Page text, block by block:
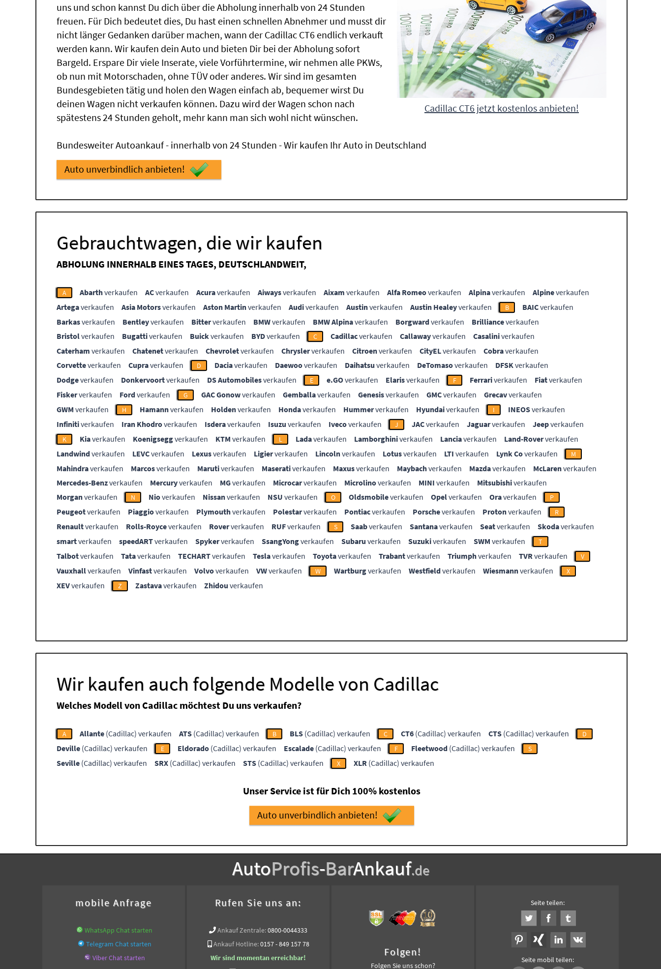
Cadillac CT6 jetzt kostenlos anbieten!
uns und schon kannst Du dich über die Abholung innerhalb von 24 Stunden
freuen. Für Dich bedeutet dies, Du hast einen schnellen Abnehmer und musst dir
nicht länger Gedanken darüber machen, wann der Cadillac CT6 endlich verkauft
werden kann. Wir kaufen dein Auto und bieten Dir bei der Abholung sofort
Bargeld. Erspare Dir viele Inserate, viele Vorführtermine, wir nehmen alle PKWs,
ob nun mit Motorschaden, ohne TÜV oder anderes. Wir sind im gesamten
Bundesgebieten tätig und holen den Wagen einfach ab, bequemer wirst Du
deinen Wagen nicht verkaufen können. Dazu wird der Wagen schon nach
spätestens 24 Stunden geholt, mehr kann man sich wohl nicht wünschen.
Bundesweiter Autoankauf - innerhalb von 24 Stunden - Wir kaufen Ihr Auto in Deutschland
Auto unverbindlich anbieten!
Gebrauchtwagen, die wir kaufen
ABHOLUNG INNERHALB EINES TAGES, DEUTSCHLANDWEIT,
A Abarthverkaufen ACverkaufen Acuraverkaufen Aiwaysverkaufen Aixam verkaufen Alfa Romeoverkaufen Alpinaverkaufen Alpineverkaufen
Artegaverkaufen Asia Motorsverkaufen Aston Martinverkaufen Audiverkaufen Austinverkaufen Austin Healeyverkaufen B BAICverkaufen
Barkasverkaufen Bentleyverkaufen Bitterverkaufen BMWverkaufen BMW Alpinaverkaufen Borgwardverkaufen Brillianceverkaufen
Bristolverkaufen Bugattiverkaufen Buickverkaufen BYDverkaufen C Cadillacverkaufen Callawayverkaufen Casaliniverkaufen
Caterham verkaufen Chatenetverkaufen Chevroletverkaufen Chryslerverkaufen Citroenverkaufen CityELverkaufen Cobraverkaufen
Corvetteverkaufen Cupraverkaufen D Daciaverkaufen Daewooverkaufen Daihatsu verkaufen DeTomasoverkaufen DFSKverkaufen
Dodgeverkaufen Donkervoortverkaufen DS Automobilesverkaufen E e.GOverkaufen Elarisverkaufen F Ferrariverkaufen Fiatverkaufen
Fiskerverkaufen Fordverkaufen G GAC Gonowverkaufen Gemballaverkaufen Genesisverkaufen GMCverkaufen Grecavverkaufen
GWM verkaufen H Hamannverkaufen Holdenverkaufen Hondaverkaufen Hummerverkaufen Hyundaiverkaufen I INEOSverkaufen
Infinitiverkaufen Iran Khodroverkaufen Isderaverkaufen Isuzu verkaufen Ivecoverkaufen J JACverkaufen Jaguarverkaufen Jeepverkaufen
K Kiaverkaufen Koenigseggverkaufen KTM verkaufen L Ladaverkaufen Lamborghiniverkaufen Lanciaverkaufen Land-Roververkaufen
Landwindverkaufen LEVCverkaufen Lexusverkaufen Ligierverkaufen Lincolnverkaufen Lotusverkaufen LTI verkaufen Lynk Coverkaufen M
Mahindraverkaufen Marcosverkaufen Marutiverkaufen Maserativerkaufen Maxusverkaufen Maybachverkaufen Mazdaverkaufen McLarenverkaufen
Mercedes-Benzverkaufen Mercuryverkaufen MGverkaufen Microcarverkaufen Microlinoverkaufen MINI verkaufen Mitsubishiverkaufen
Morganverkaufen N Nioverkaufen Nissanverkaufen NSU verkaufen O Oldsmobileverkaufen Opelverkaufen Oraverkaufen P
Peugeotverkaufen Piaggioverkaufen Plymouthverkaufen Polestarverkaufen Pontiacverkaufen Porscheverkaufen Protonverkaufen R
Renaultverkaufen Rolls-Royceverkaufen Roververkaufen RUFverkaufen S Saabverkaufen Santanaverkaufen Seatverkaufen Skodaverkaufen
smartverkaufen speedARTverkaufen Spykerverkaufen SsangYongverkaufen Subaru verkaufen Suzukiverkaufen SWM verkaufen T
Talbotverkaufen Tataverkaufen TECHARTverkaufen Teslaverkaufen Toyotaverkaufen Trabantverkaufen Triumphverkaufen TVRverkaufen V
Vauxhallverkaufen Vinfastverkaufen Volvoverkaufen VWverkaufen W Wartburgverkaufen Westfieldverkaufen Wiesmannverkaufen X
XEVverkaufen Z Zastavaverkaufen Zhidou verkaufen
Wir kaufen auch folgende Modelle von Cadillac
Welches Modell von Cadillac möchtest Du uns verkaufen?
A Allante (Cadillac) verkaufen ATS (Cadillac) verkaufen B BLS (Cadillac) verkaufen C CT6 (Cadillac) verkaufen CTS (Cadillac) verkaufen D
Deville (Cadillac) verkaufen E Eldorado (Cadillac) verkaufen Escalade (Cadillac) verkaufen F Fleetwood (Cadillac) verkaufen S
Seville (Cadillac) verkaufen SRX (Cadillac) verkaufen STS (Cadillac) verkaufen X XLR (Cadillac) verkaufen
Unser Service ist für Dich 100% kostenlos
Auto unverbindlich anbieten!
AutoProfis-BarAnkauf.de
mobile Anfrage
WhatsApp Chat starten
Telegram Chat starten
Viber Chat starten
Rufen Sie uns an:
Ankauf Zentrale:0800-0044333
Ankauf Hotline:0157 - 849 157 78
Wir sind momentan erreichbar!
Folgen!
Folgen Sie uns schon?
Seite teilen:
Seite mobil teilen: